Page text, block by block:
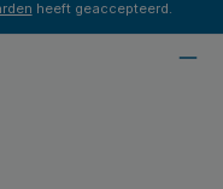
heeft geaccepteerd.